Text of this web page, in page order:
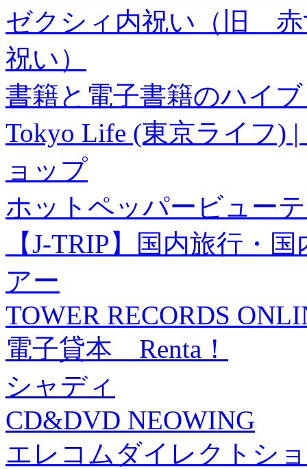
ゼクシィ内祝い（旧 赤
祝い）
書籍と電子書籍のハイ
Tokyo Life (東京ライフ)
ョップ
ホットペッパービュー
【J-TRIP】国内旅行・
アー
TOWER RECORDS
電子貸本 Renta！
シャディ
CD&DVD NEOWING
エレコムダイレクトシ